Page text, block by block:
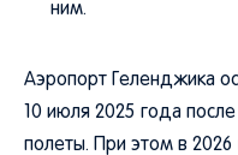
ним.
Аэропорт Геленджика
10 июля 2025 года
полеты. При этом в